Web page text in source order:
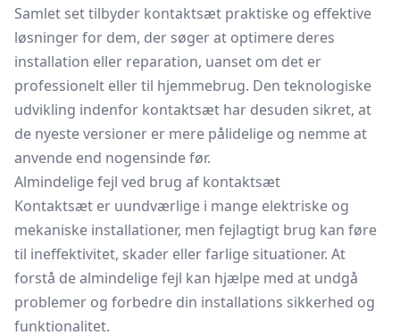
Samlet set tilbyder kontaktsæt praktiske og effektive
løsninger for dem, der søger at optimere deres
installation eller reparation, uanset om det er
professionelt eller til hjemmebrug. Den teknologiske
udvikling indenfor kontaktsæt har desuden sikret, at
de nyeste versioner er mere pålidelige og nemme at
anvende end nogensinde før.
Almindelige fejl ved brug af kontaktsæt
Kontaktsæt er uundværlige i mange elektriske og
mekaniske installationer, men fejlagtigt brug kan føre
til ineffektivitet, skader eller farlige situationer. At
forstå de almindelige fejl kan hjælpe med at undgå
problemer og forbedre din installations sikkerhed og
funktionalitet.